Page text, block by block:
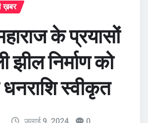
ख़बर
के प्रयासों
निर्माण को
धनराशि स्वीकृत
जुलाई 9, 2024 0